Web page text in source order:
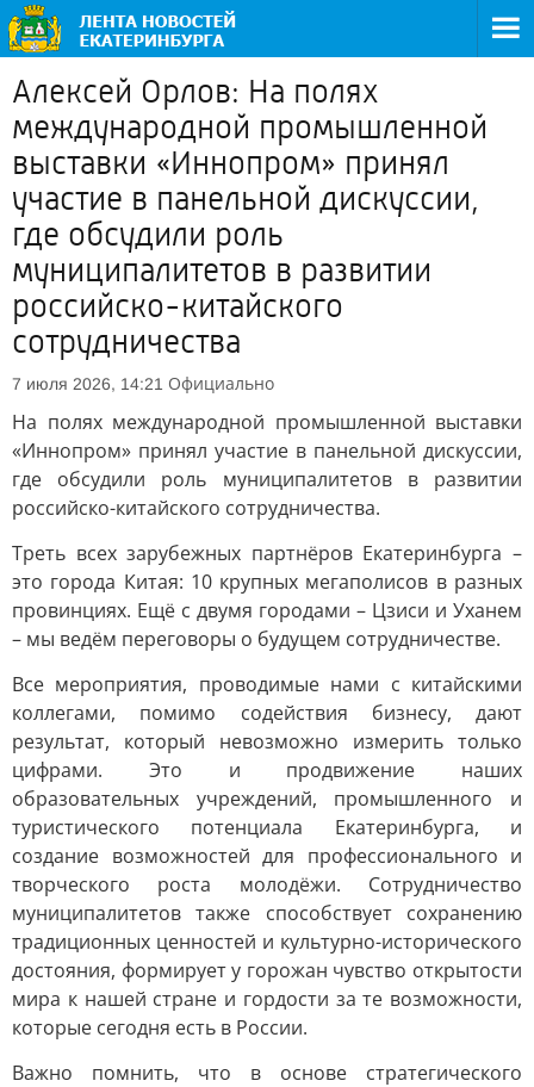
Алексей Орлов: На полях
международной промышленной
выставки «Иннопром» принял
участие в панельной дискуссии,
где обсудили роль
муниципалитетов в развитии
российско-китайского
сотрудничества
7 июля 2026, 14:21 Официально
На полях международной промышленной выставки
«Иннопром» принял участие в панельной дискуссии,
где обсудили роль муниципалитетов в развитии
российско-китайского сотрудничества.
Треть всех зарубежных партнёров Екатеринбурга –
это города Китая: 10 крупных мегаполисов в разных
провинциях. Ещё с двумя городами – Цзиси и Уханем
– мы ведём переговоры о будущем сотрудничестве.
Все мероприятия, проводимые нами с китайскими
коллегами, помимо содействия бизнесу, дают
результат, который невозможно измерить только
цифрами. Это и продвижение наших
образовательных учреждений, промышленного и
туристического потенциала Екатеринбурга, и
создание возможностей для профессионального и
творческого роста молодёжи. Сотрудничество
муниципалитетов также способствует сохранению
традиционных ценностей и культурно-исторического
достояния, формирует у горожан чувство открытости
мира к нашей стране и гордости за те возможности,
которые сегодня есть в России.
Важно помнить, что в основе стратегического